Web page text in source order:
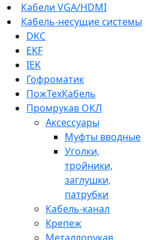
Кабели VGA/HDMI
Кабель-несущие системы
DKC
EKF
IEK
Гофроматик
ПожТехКабель
Промрукав ОКЛ
Аксессуары
Муфты вводные
Уголки,
тройники,
заглушки,
патрубки
Кабель-канал
Крепеж